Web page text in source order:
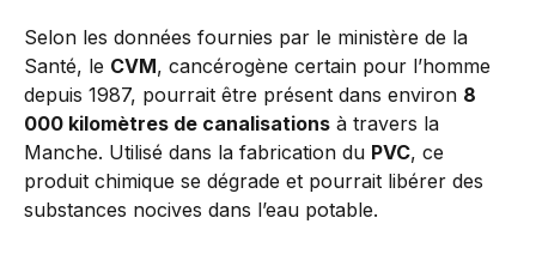
Selon les données fournies par le ministère de la
Santé, le CVM, cancérogène certain pour l’homme
depuis 1987, pourrait être présent dans environ 8
000 kilomètres de canalisations à travers la
Manche. Utilisé dans la fabrication du PVC, ce
produit chimique se dégrade et pourrait libérer des
substances nocives dans l’eau potable.